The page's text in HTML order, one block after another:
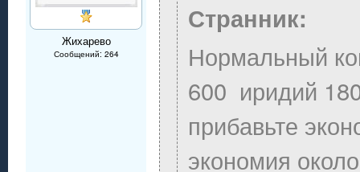
Жихарево
Сообщений: 264
Странник:
Нормальный
600 иридий
прибавьте
экономия